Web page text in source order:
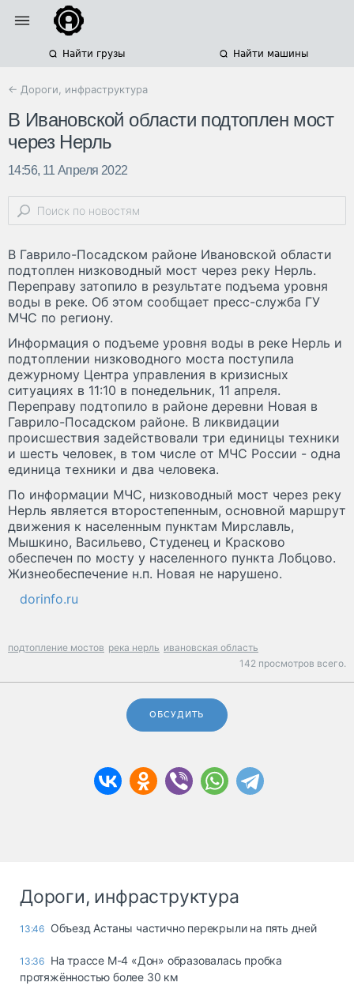
Найти грузы Найти машины
← Дороги, инфраструктура
В Ивановской области подтоплен мост
через Нерль
14:56, 11 Апреля 2022
В Гаврило-Посадском районе Ивановской области
подтоплен низководный мост через реку Нерль.
Переправу затопило в результате подъема уровня
воды в реке. Об этом сообщает пресс-служба ГУ
МЧС по региону.
Информация о подъеме уровня воды в реке Нерль и
подтоплении низководного моста поступила
дежурному Центра управления в кризисных
ситуациях в 11:10 в понедельник, 11 апреля.
Переправу подтопило в районе деревни Новая в
Гаврило-Посадском районе. В ликвидации
происшествия задействовали три единицы техники
и шесть человек, в том числе от МЧС России - одна
единица техники и два человека.
По информации МЧС, низководный мост через реку
Нерль является второстепенным, основной маршрут
движения к населенным пунктам Мирславль,
Мышкино, Васильево, Студенец и Красково
обеспечен по мосту у населенного пункта Лобцово.
Жизнеобеспечение н.п. Новая не нарушено.
dorinfo.ru
подтопление мостов река нерль ивановская область
142 просмотров всего.
ОБСУДИТЬ
Дороги, инфраструктура
13:46 Объезд Астаны частично перекрыли на пять дней
13:36 На трассе М-4 «Дон» образовалась пробка
протяжённостью более 30 км